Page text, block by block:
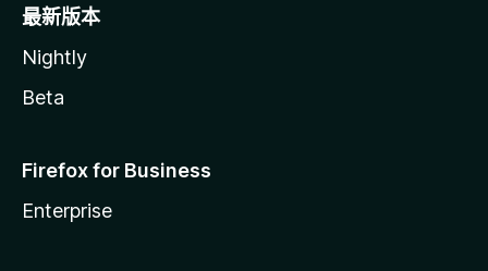
最新版本
Nightly
Beta
Firefox for Business
Enterprise